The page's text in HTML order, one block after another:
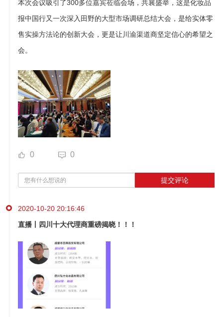
本次会议吸引了300多位嘉宾莅临会场，共襄盛举，这是化妆品
报中国行又一次深入田野的大型市场调研总结大会，是给实体零
售实操方法论的创新大会，更是让川渝渠道商坚定信心的希望之
会。
0 0
提交评论
2020-10-20 20:16:46
直播丨四川十大代理商重磅揭晓！！！